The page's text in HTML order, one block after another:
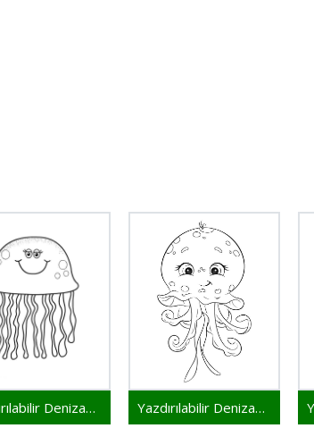
Yazdırılabilir Denizanası Çocuklar İçin Yazdırılabilir Denizanası Bedava